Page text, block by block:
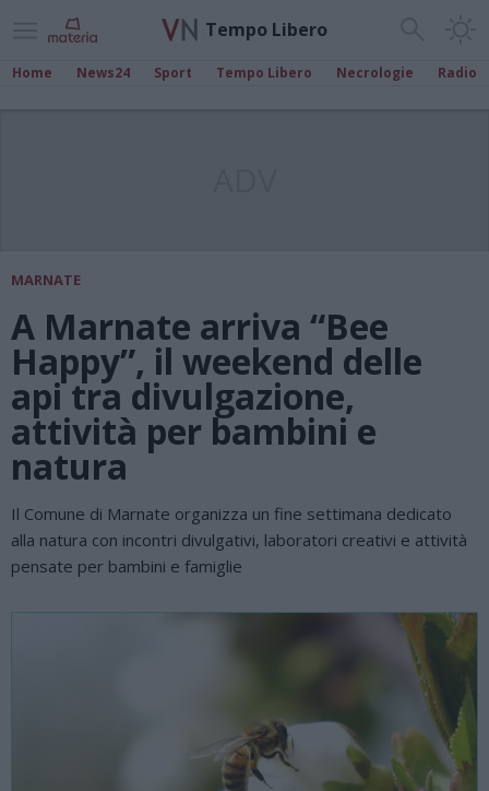
Tempo Libero
Home News24 Sport Tempo Libero Necrologie Radio
MARNATE
A Marnate arriva “Bee
Happy”, il weekend delle
api tra divulgazione,
attività per bambini e
natura
Il Comune di Marnate organizza un fine settimana dedicato
alla natura con incontri divulgativi, laboratori creativi e attività
pensate per bambini e famiglie